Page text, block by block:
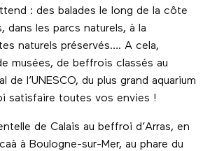
: des balades le long de la côte
dans les parcs naturels, à la
naturels préservés…. A cela,
musées, de beffrois classés au
de l’UNESCO, du plus grand aquarium
satisfaire toutes vos envies !
de Calais au beffroi d’Arras, en
à Boulogne-sur-Mer, au phare du